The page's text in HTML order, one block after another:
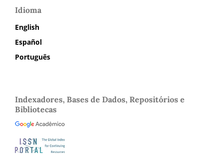
Idioma
English
Español
Português
Indexadores, Bases de Dados, Repositórios e
Bibliotecas